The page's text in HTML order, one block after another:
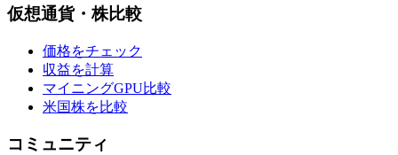
仮想通貨・株比較
価格をチェック
収益を計算
マイニングGPU比較
米国株を比較
コミュニティ